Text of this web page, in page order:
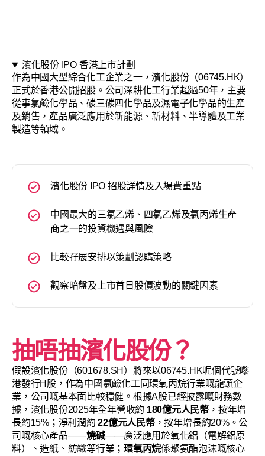
濱化股份 IPO 香港上市計劃
作為中國大型綜合化工企業之一，濱化股份（06745.HK）
正式於香港公開招股。公司深耕化工行業超過50年，主要
從事氯鹼化學品、碳三碳四化學品及濕電子化學品的生產
及銷售，產品廣泛應用於新能源、新材料、半導體及工業
製造等領域。
濱化股份 IPO 招股詳情及入場費重點
中國最大的三氯乙烯、四氯乙烯及氯丙烯生產
商之一的投資機遇與風險
比較孖展安排以策劃認購策略
觀察暗盤及上市首日股價波動的關鍵因素
抽唔抽濱化股份？
假設濱化股份（601678.SH）將來以06745.HK呢個代號嚟
港發行H股，作為中國氯鹼化工同環氧丙烷行業嘅龍頭企
業，公司嘅基本面比較穩健。根據A股已經披露嘅財務數
據，濱化股份2025年全年營收約 180億元人民幣 ，按年增
長約15%；淨利潤約22億元人民幣，按年增長約20%。公
司嘅核心產品——燒碱——廣泛應用於氧化鋁（電解鋁原
料）、造紙、紡織等行業；環氧丙烷係聚氨酯泡沫嘅核心